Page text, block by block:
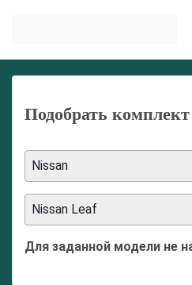
Подобрать комплект
Nissan
Nissan Leaf
Для заданной модели не